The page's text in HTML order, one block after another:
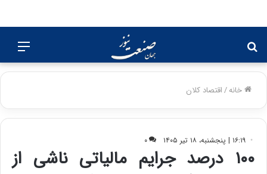
برای
خانه/اقتصاد کلان
۱۶:۱۹ | پنجشنبه، ۱۸ تیر ۱۴۰۵ ۰
۱۰۰ درصد جرایم مالیاتی ناشی از